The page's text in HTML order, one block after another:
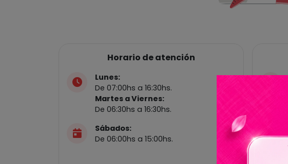
Horario de atención
Lunes:
De 07:00hs a 16:30hs.
Martes a Viernes:
De 06:30hs a 16:30hs.
Sábados:
De 06:00hs a 15:00hs.